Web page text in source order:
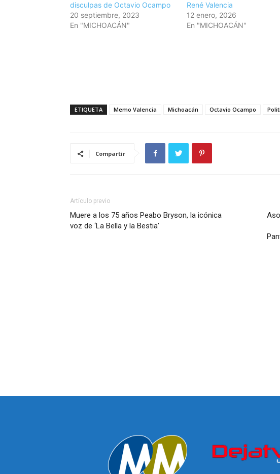
disculpas de Octavio Ocampo
20 septiembre, 2023
En "MICHOACÁN"
René Valencia
12 enero, 2026
En "MICHOACÁN"
ETIQUETA Memo Valencia Michoacán Octavio Ocampo
Compartir
Artículo previo
Muere a los 75 años Peabo Bryson, la icónica
voz de ‘La Bella y la Bestia’